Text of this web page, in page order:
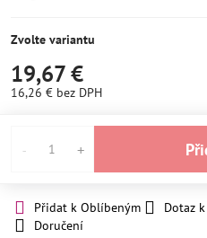
Zvolte variantu
19,67 €
16,26 € bez DPH
Přidat k Oblíbeným Dotaz
Doručení